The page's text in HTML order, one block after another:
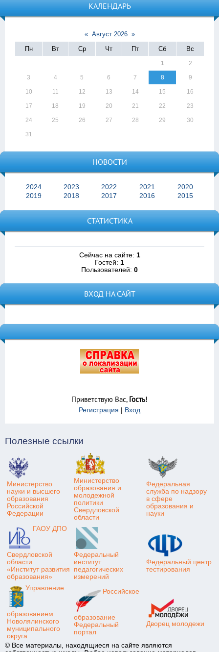
КАЛЕНДАРЬ
« Август 2026 »
Пн
Вт Ср Чт Пт Сб Вс
1 2
3 4 5 6 7 8 9
10 11 12 13 14 15 16
17 18 19 20 21 22 23
24 25 26 27 28 29 30
31
НОВОСТИ
2024 2023 2022 2021
2020
2019
2018 2017 2016 2015
СТАТИСТИКА
Сейчас на сайте: 1
Гостей: 1
Пользователей: 0
ВХОД НА САЙТ
Приветствую Вас, Гость!
Регистрация Вход
Полезные ссылки
Министерство
науки и высшего
образования
Российской
Федерации
Министерство
образования и
молодежной
политики
Свердловской
области
Федеральная
служба по надзору
в сфере
образования и
науки
ГАОУ ДПО
Свердловской
области
«Институт развития
образования»
Федеральный
институт
педагогических
измерений
Федеральный центр
тестирования
Управление
образованием
Новолялинского
муниципального
округа
Российское
образование
Федеральный
портал
Дворец молодежи
© Все материалы, находящиеся на сайте являются